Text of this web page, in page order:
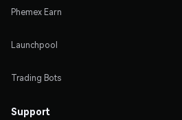
Phemex Earn
Launchpool
Trading Bots
Support